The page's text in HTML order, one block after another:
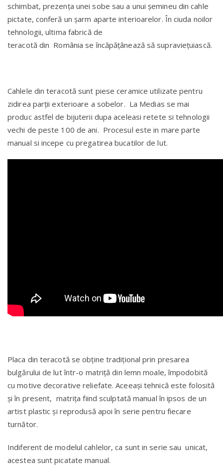
schimbat, prezența unei sobe sau a unui șemineu din cahle
pictate, conferă un șarm aparte interioarelor. În ciuda noilor
tehnologii, ultima fabrică de
teracotă din România se încăpățânează să supraviețuiască.
Cahlele din teracotă sunt piese ceramice utilizate pentru
zidirea parții exterioare a sobelor. La Medias se mai
produc astfel de bijuterii dupa aceleasi retete si tehnologii
vechi de peste 100 de ani. Procesul este in mare parte
manual si incepe cu pregatirea bucatilor de lut.
Placa din teracotă se obține tradițional prin presarea
bulgărului de lut într-o matriță din lemn moale, împodobită
cu motive decorative reliefate. Aceeași tehnică este folosită
și în present, matrița fiind sculptată manual în ipsos de un
artist plastic și reprodusă apoi în serie pentru fiecare
turnător.
Indiferent de modelul cahlelor, ca sunt in serie sau unicat,
acestea sunt picatate manual.